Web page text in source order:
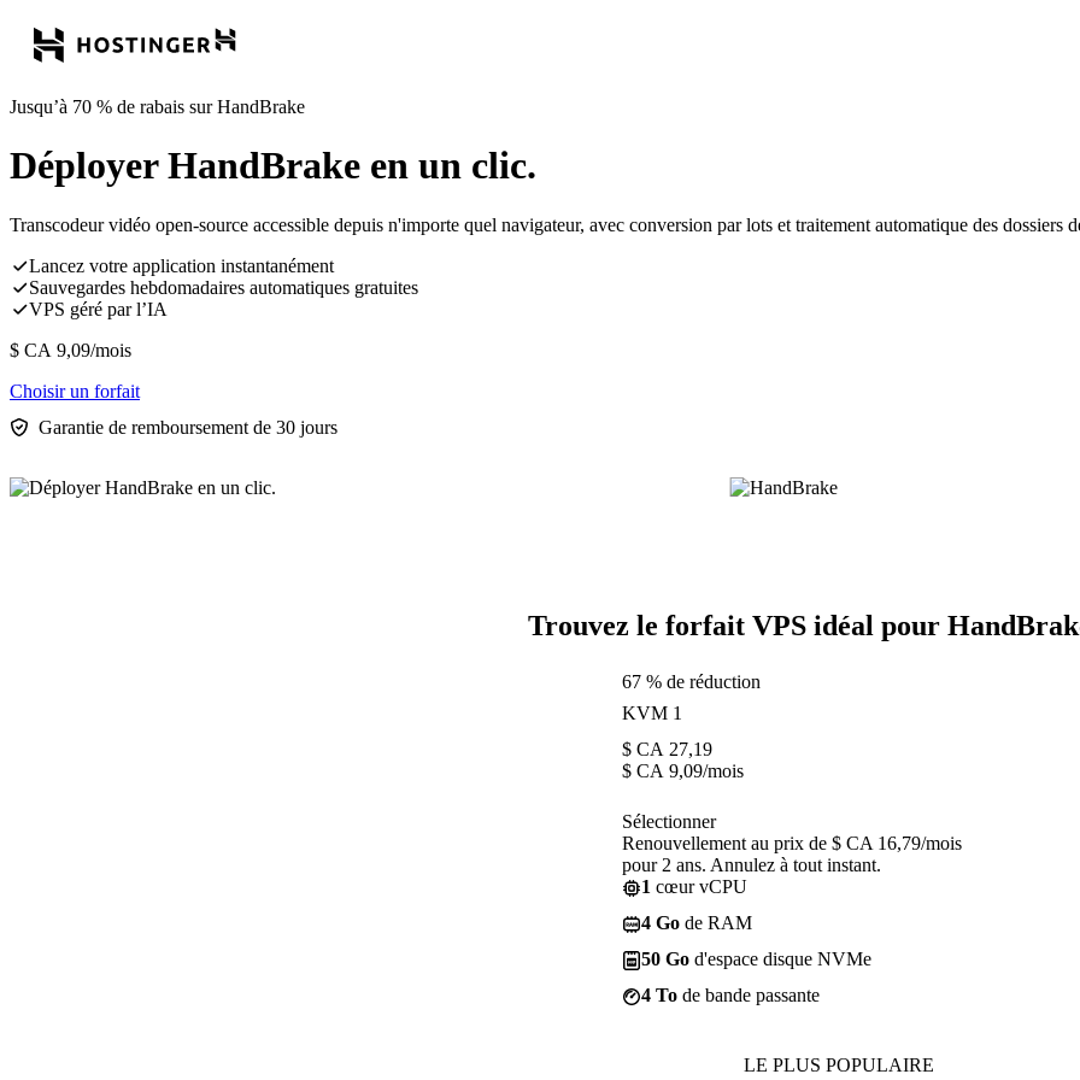
Jusqu’à 70 % de rabais sur HandBrake
Déployer HandBrake en un clic.
Transcodeur vidéo open-source accessible depuis n'importe quel navigateur, avec conversion par lots et traitement automatique des dossiers
Lancez votre application instantanément
Sauvegardes hebdomadaires automatiques gratuites
VPS géré par l’IA
$ CA 9,09/mois
Choisir un forfait
Garantie de remboursement de 30 jours
Trouvez le forfait VPS idéal pour
67 % de réduction
KVM 1
$ CA 27,19
$ CA 9,09/mois
Sélectionner
Renouvellement au prix de $ CA 16,79/mois
pour 2 ans. Annulez à tout instant.
1 cœur vCPU
4 Go de RAM
50 Go d'espace disque NVMe
4 To de bande passante
LE PLUS POPULAIRE